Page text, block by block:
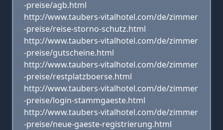
-preise/agb.html
http://www.taubers-vitalhotel.com/de/zimmer
-preise/reise-storno-schutz.html
http://www.taubers-vitalhotel.com/de/zimmer
-preise/gutscheine.html
http://www.taubers-vitalhotel.com/de/zimmer
-preise/restplatzboerse.html
http://www.taubers-vitalhotel.com/de/zimmer
-preise/login-stammgaeste.html
http://www.taubers-vitalhotel.com/de/zimmer
-preise/neue-gaeste-registrierung.html